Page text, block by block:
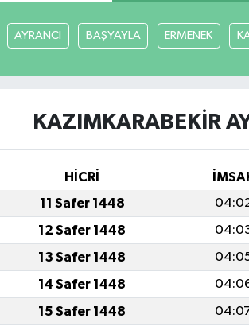
AYRANCI BAŞYAYLA ERMENEK
KAZIMKARABEKİR
HİCRİ
11 Safer 1448
12 Safer 1448
13 Safer 1448
14 Safer 1448
15 Safer 1448